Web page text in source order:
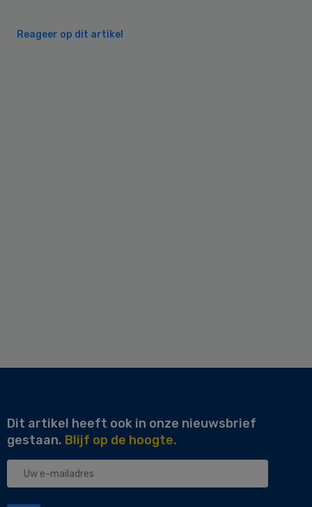
Reageer op dit artikel
Dit artikel heeft ook in onze nieuwsbrief
gestaan. Blijf op de hoogte.
Uw